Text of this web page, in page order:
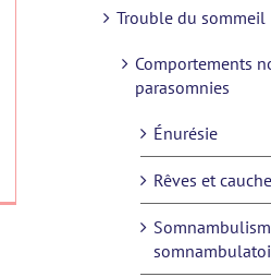
Trouble du sommeil
Comportements
parasomnies
Énurésie
Rêves et